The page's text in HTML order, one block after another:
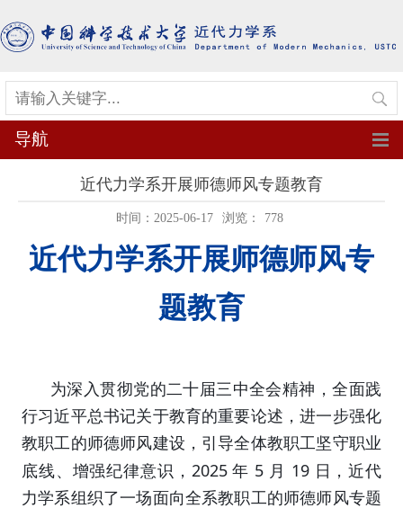
导航
近代力学系开展师德师风专题教育
时间：2025-06-17 浏览： 778
近代力学系开展师德师风专
题教育
为深入贯彻党的二十届三中全会精神，全面践
行习近平总书记关于教育的重要论述，进一步强化
教职工的师德师风建设，引导全体教职工坚守职业
底线、增强纪律意识， 2025年 5 月 19 日，近代
力学系组织了一场面向全系教职工的师德师风专题